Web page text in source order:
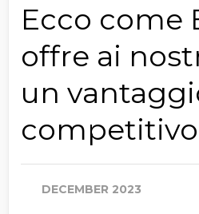
Ecco come
offre ai
un
competitivo
DECEMBER 2023